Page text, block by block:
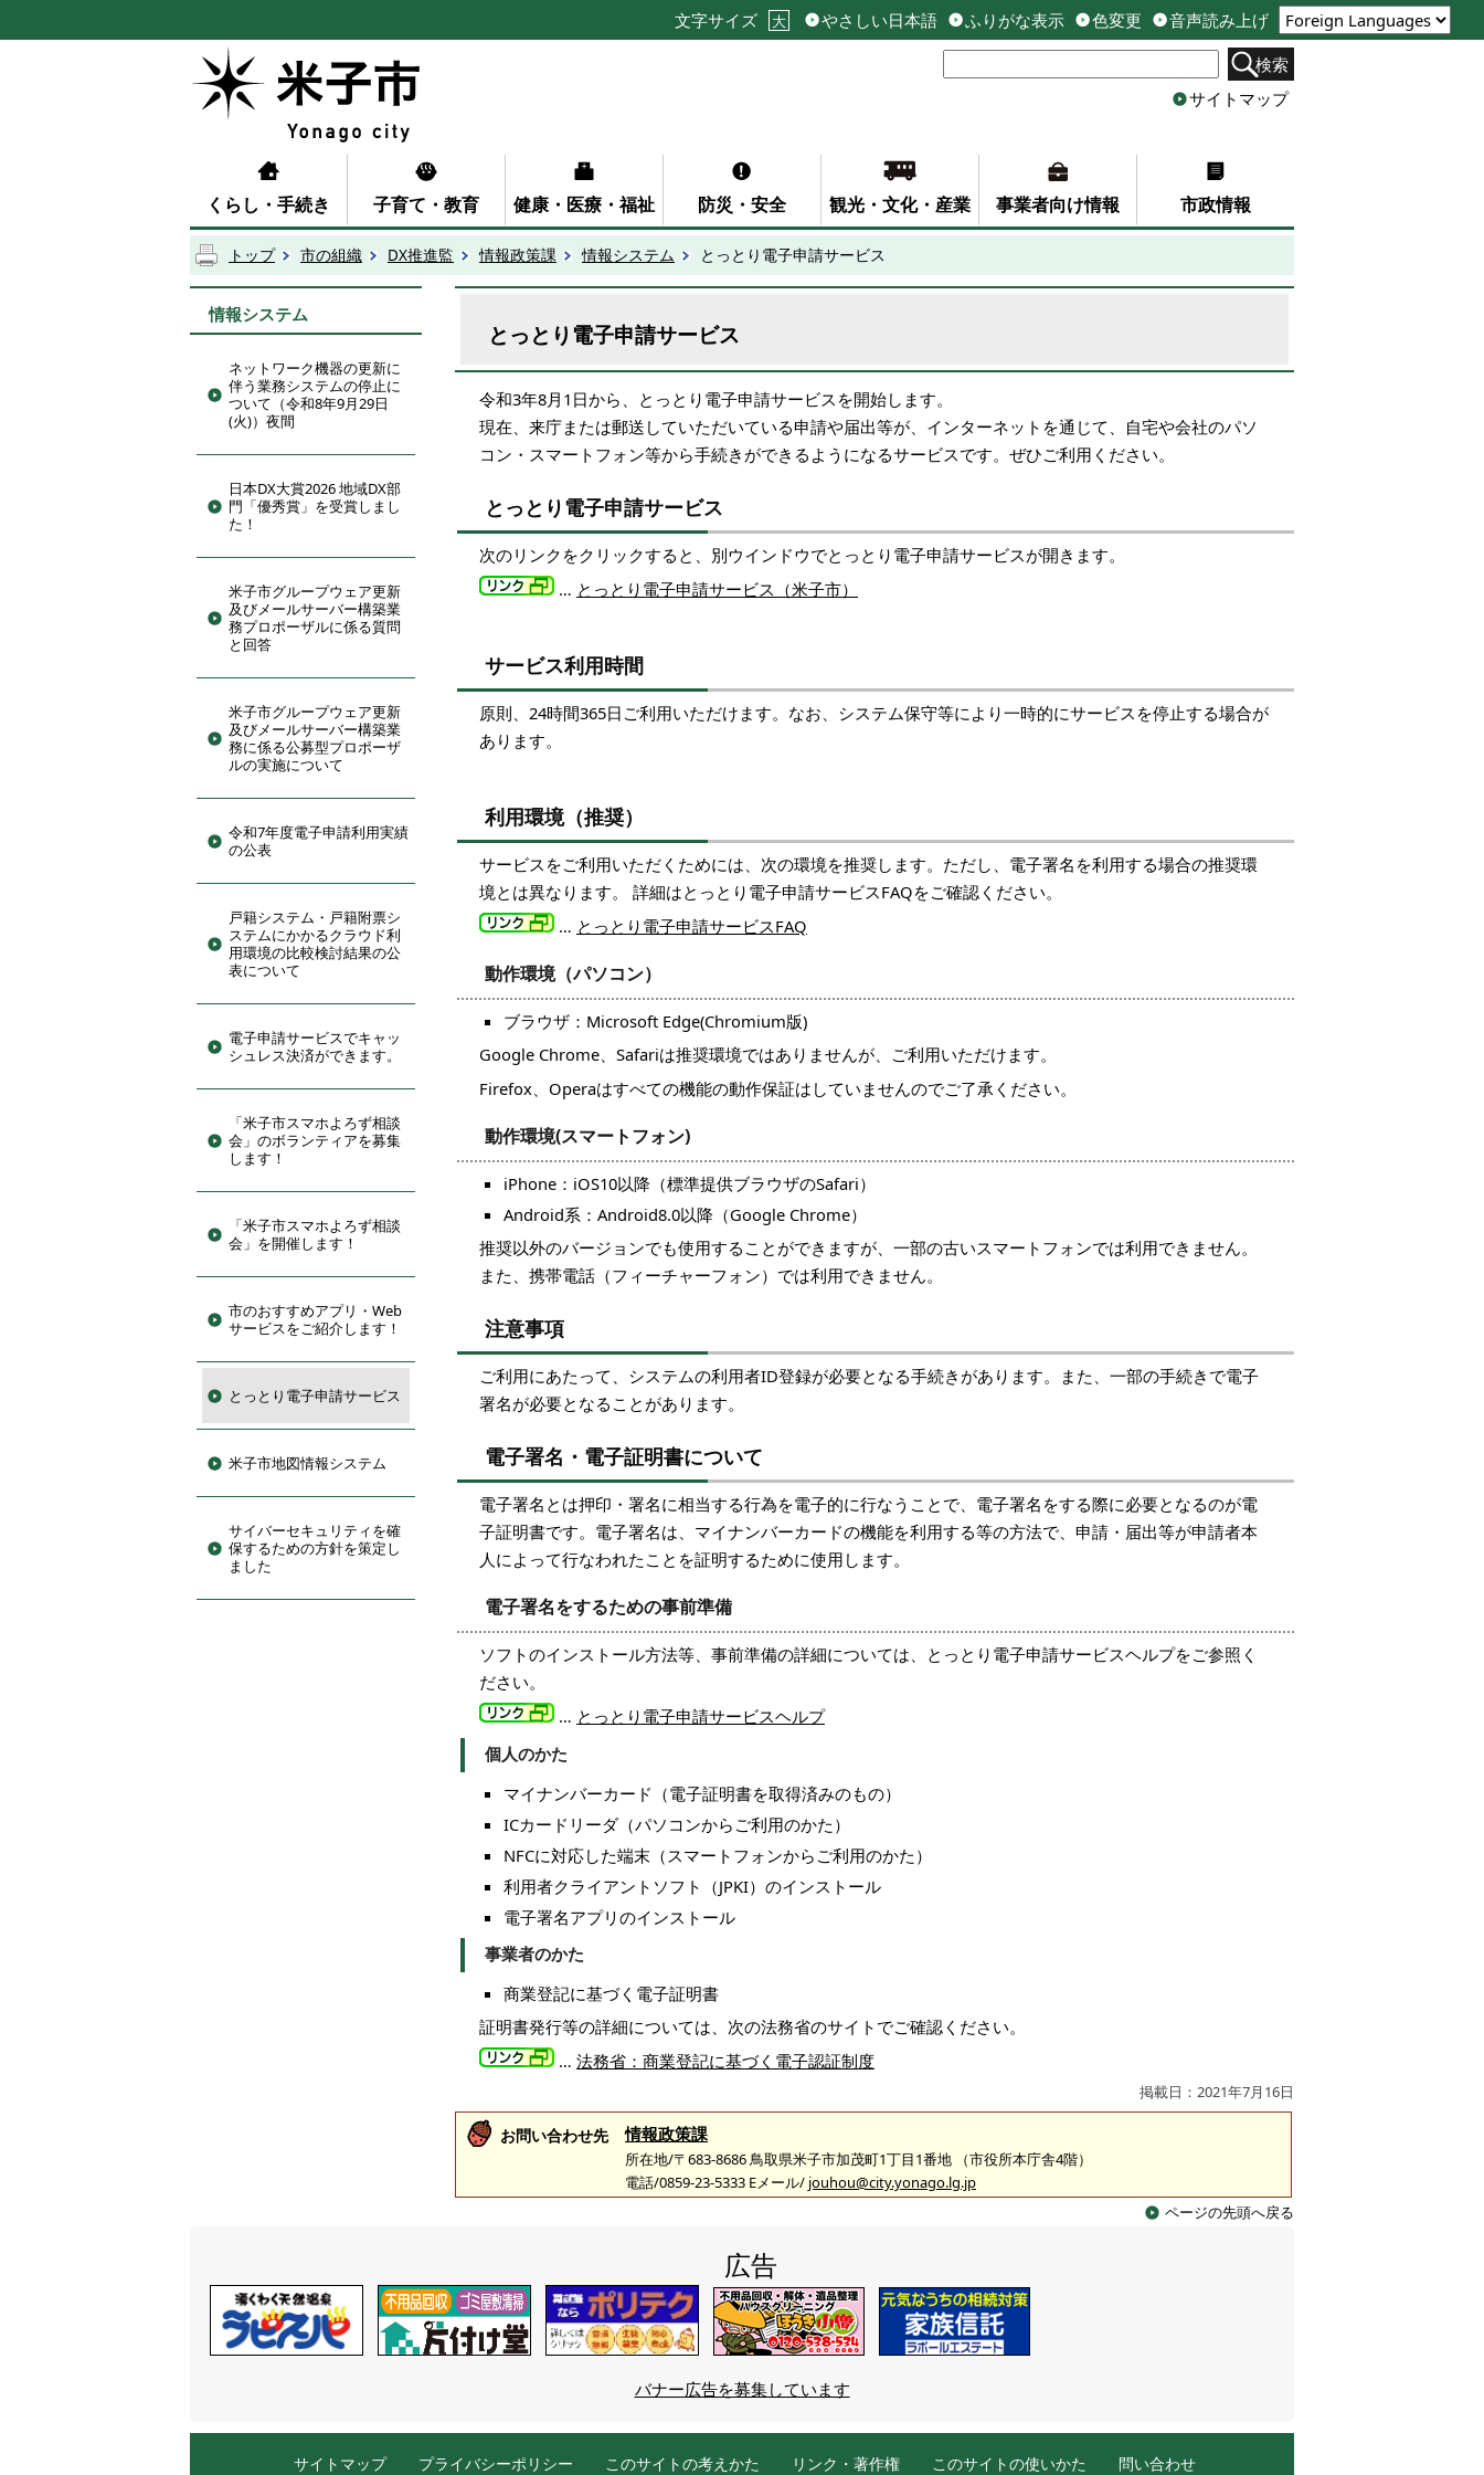
文字サイズ 大 やさしい日本語 ふりがな表示 色変更
音声読み上げ
検索
サイトマップ
くらし・手続き 子育て・教育 健康・医療・福祉 防災・安全 観光・文化・産業 事業者向け情報 市政情報
トップ 市の組織 DX推進監 情報政策課 情報システム とっとり電子申請サービス
情報システム
ネットワーク機器の更新に
伴う業務システムの停止に
ついて（令和8年9月29日
(火)）夜間
日本DX大賞2026 地域DX部
門「優秀賞」を受賞しまし
た！
米子市グループウェア更新
及びメールサーバー構築業
務プロポーザルに係る質問
と回答
米子市グループウェア更新
及びメールサーバー構築業
務に係る公募型プロポーザ
ルの実施について
令和7年度電子申請利用実績
の公表
戸籍システム・戸籍附票シ
ステムにかかるクラウド利
用環境の比較検討結果の公
表について
電子申請サービスでキャッ
シュレス決済ができます。
「米子市スマホよろず相談
会」のボランティアを募集
します！
「米子市スマホよろず相談
会」を開催します！
市のおすすめアプリ・Web
サービスをご紹介します！
とっとり電子申請サービス
米子市地図情報システム
サイバーセキュリティを確
保するための方針を策定し
ました
とっとり電子申請サービス
令和3年8月1日から、とっとり電子申請サービスを開始します。
現在、来庁または郵送していただいている申請や届出等が、インターネットを通じて、自宅や会社のパソ
コン・スマートフォン等から手続きができるようになるサービスです。ぜひご利用ください。
とっとり電子申請サービス
次のリンクをクリックすると、別ウインドウでとっとり電子申請サービスが開きます。
… とっとり電子申請サービス（米子市）
サービス利用時間
原則、24時間365日ご利用いただけます。なお、システム保守等により一時的にサービスを停止する場合が
あります。
利用環境（推奨）
サービスをご利用いただくためには、次の環境を推奨します。ただし、電子署名を利用する場合の推奨環
境とは異なります。 詳細はとっとり電子申請サービスFAQをご確認ください。
… とっとり電子申請サービスFAQ
動作環境（パソコン）
ブラウザ：Microsoft Edge(Chromium版)
Google Chrome、Safariは推奨環境ではありませんが、ご利用いただけます。
Firefox、Operaはすべての機能の動作保証はしていませんのでご了承ください。
動作環境(スマートフォン)
iPhone：iOS10以降（標準提供ブラウザのSafari）
Android系：Android8.0以降（Google Chrome）
推奨以外のバージョンでも使用することができますが、一部の古いスマートフォンでは利用できません。
また、携帯電話（フィーチャーフォン）では利用できません。
注意事項
ご利用にあたって、システムの利用者ID登録が必要となる手続きがあります。また、一部の手続きで電子
署名が必要となることがあります。
電子署名・電子証明書について
電子署名とは押印・署名に相当する行為を電子的に行なうことで、電子署名をする際に必要となるのが電
子証明書です。電子署名は、マイナンバーカードの機能を利用する等の方法で、申請・届出等が申請者本
人によって行なわれたことを証明するために使用します。
電子署名をするための事前準備
ソフトのインストール方法等、事前準備の詳細については、とっとり電子申請サービスヘルプをご参照く
ださい。
… とっとり電子申請サービスヘルプ
個人のかた
マイナンバーカード（電子証明書を取得済みのもの）
ICカードリーダ（パソコンからご利用のかた）
NFCに対応した端末（スマートフォンからご利用のかた）
利用者クライアントソフト（JPKI）のインストール
電子署名アプリのインストール
事業者のかた
商業登記に基づく電子証明書
証明書発行等の詳細については、次の法務省のサイトでご確認ください。
… 法務省：商業登記に基づく電子認証制度
掲載日：2021年7月16日
お問い合わせ先 情報政策課
所在地/〒683-8686 鳥取県米子市加茂町1丁目1番地 （市役所本庁舎4階）
電話/0859-23-5333 Eメール/ jouhou@city.yonago.lg.jp
ページの先頭へ戻る
広告
バナー広告を募集しています
サイトマップ プライバシーポリシー このサイトの考えかた リンク・著作権 このサイトの使いかた 問い合わせ